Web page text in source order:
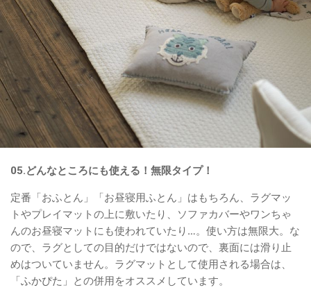
05.どんなところにも使える！無限タイプ！
定番「おふとん」「お昼寝用ふとん」はもちろん、ラグマッ
トやプレイマットの上に敷いたり、ソファカバーやワンちゃ
んのお昼寝マットにも使われていたり…。使い方は無限大。な
ので、ラグとしての目的だけではないので、裏面には滑り止
めはついていません。ラグマットとして使用される場合は、
「ふかぴた」
との併用をオススメしています。